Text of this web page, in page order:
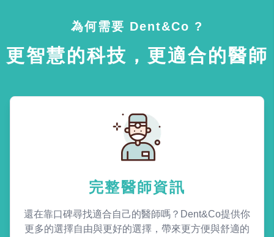
為何需要 Dent&Co ?
更智慧的科技，更適合的醫師
完整醫師資訊
還在靠口碑尋找適合自己的醫師嗎？Dent&Co提供你
更多的選擇自由與更好的選擇，帶來更方便與舒適的